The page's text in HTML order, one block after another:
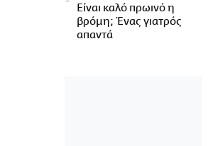
Είναι καλό πρωινό η
βρόμη; Ένας γιατρός
απαντά